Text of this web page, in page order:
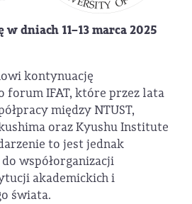
w dniach 11–13 marca 2025
kontynuację
forum IFAT, które przez lata
między NTUST,
oraz Kyushu Institute
to jest jednak
współorganizacji
akademickich i
świata.